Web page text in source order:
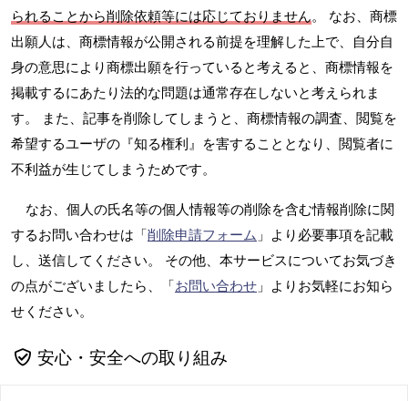
られることから削除依頼等には応じておりません。 なお、商標
出願人は、商標情報が公開される前提を理解した上で、自分自
身の意思により商標出願を行っていると考えると、商標情報を
掲載するにあたり法的な問題は通常存在しないと考えられま
す。 また、記事を削除してしまうと、商標情報の調査、閲覧を
希望するユーザの『知る権利』を害することとなり、閲覧者に
不利益が生じてしまうためです。
なお、個人の氏名等の個人情報等の削除を含む情報削除に関
するお問い合わせは「削除申請フォーム 」より必要事項を記載
し、送信してください。 その他、本サービスについてお気づき
の点がございましたら、「お問い合わせ 」よりお気軽にお知ら
せください。
安心・安全への取り組み